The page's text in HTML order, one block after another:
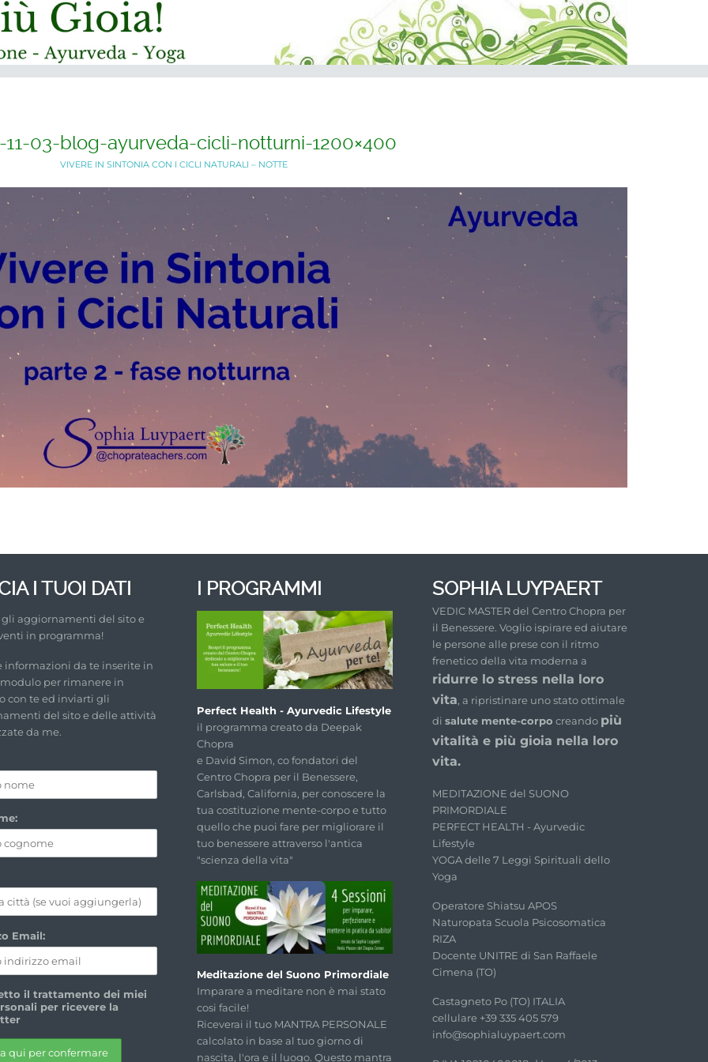
11-03-blog-ayurveda-cicli-notturni-1200×400
VIVERE IN SINTONIA CON I CICLI NATURALI – NOTTE
I TUOI DATI
gli aggiornamenti del sito e
in programma!
informazioni da te inserite in
per rimanere in
con te ed inviarti gli
del sito e delle attività
da me.
Email:
il trattamento dei miei
per ricevere la
I PROGRAMMI
Perfect Health - Ayurvedic Lifestyle
il programma creato da Deepak
Chopra
e David Simon, co fondatori del
Centro Chopra per il Benessere,
Carlsbad, California, per conoscere la
tua costituzione mente-corpo e tutto
quello che puoi fare per migliorare il
tuo benessere attraverso l'antica
"scienza della vita"
Meditazione del Suono Primordiale
Imparare a meditare non è mai stato
cosi facile!
Riceverai il tuo MANTRA PERSONALE
calcolato in base al tuo giorno di
nascita, l'ora e il luogo. Questo mantra
SOPHIA LUYPAERT
VEDIC MASTER del Centro Chopra per
il Benessere. Voglio ispirare ed aiutare
le persone alle prese con il ritmo
frenetico della vita moderna a
ridurre lo stress nella loro
vita, a ripristinare uno stato ottimale
di salute mente-corpo creando più
vitalità e più gioia nella loro
vita.
MEDITAZIONE del SUONO
PRIMORDIALE
PERFECT HEALTH - Ayurvedic
Lifestyle
YOGA delle 7 Leggi Spirituali dello
Yoga
Operatore Shiatsu APOS
Naturopata Scuola Psicosomatica
RIZA
Docente UNITRE di San Raffaele
Cimena (TO)
Castagneto Po (TO) ITALIA
cellulare +39 335 405 579
info@sophialuypaert.com